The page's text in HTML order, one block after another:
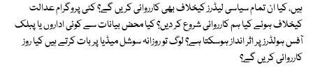
ہیں، کیا ان تمام سیاسی لیڈرز کیخلاف بھی کارروائی کریں گے؟ کئی پروگرام عدالت
کیخلاف ہوئے کیا ہم کارروائی شروع کر دیں؟ کیا محض بیانات سے کوئی اداروں یا پبلک
آفس ہولڈرز پر اثر انداز ہوسکتا ہے؟ لوگ تو روزانہ سوشل میڈیا پر بات کرتے ہیں کیا روز
کارروائی کریں گے؟